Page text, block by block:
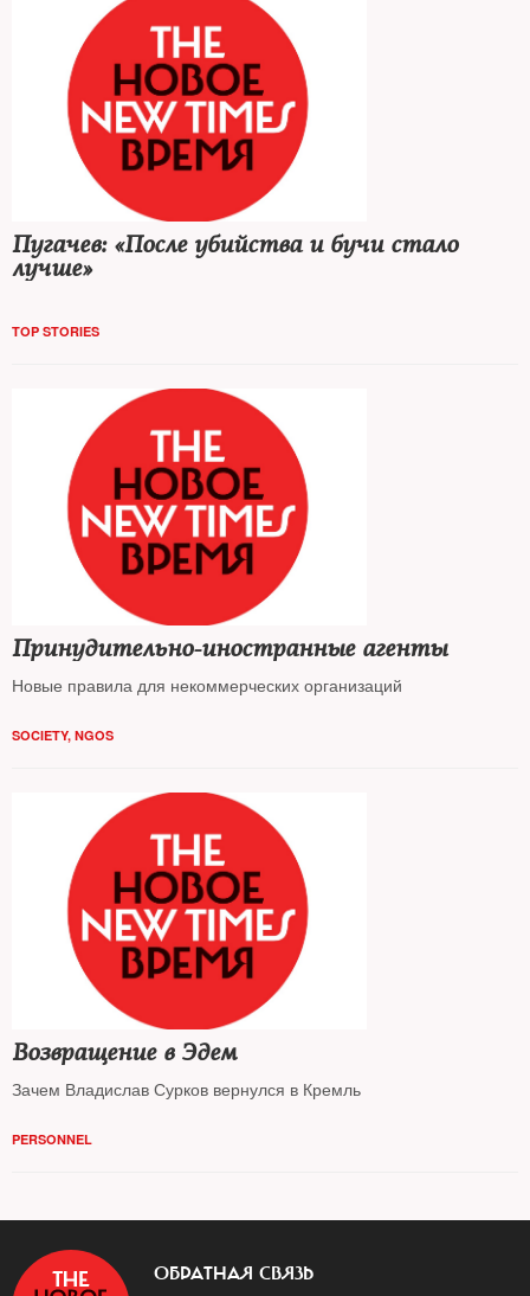
Пугачев: «После убийства и бучи стало
лучше»
TOP STORIES
Принудительно-иностранные агенты
Новые правила для некоммерческих организаций
SOCIETY, NGOS
Возвращение в Эдем
Зачем Владислав Сурков вернулся в Кремль
PERSONNEL
ОБРАТНАЯ СВЯЗЬ